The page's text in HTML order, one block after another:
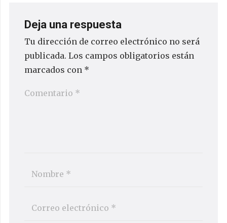
Deja una respuesta
Tu dirección de correo electrónico no será
publicada. Los campos obligatorios están
marcados con *